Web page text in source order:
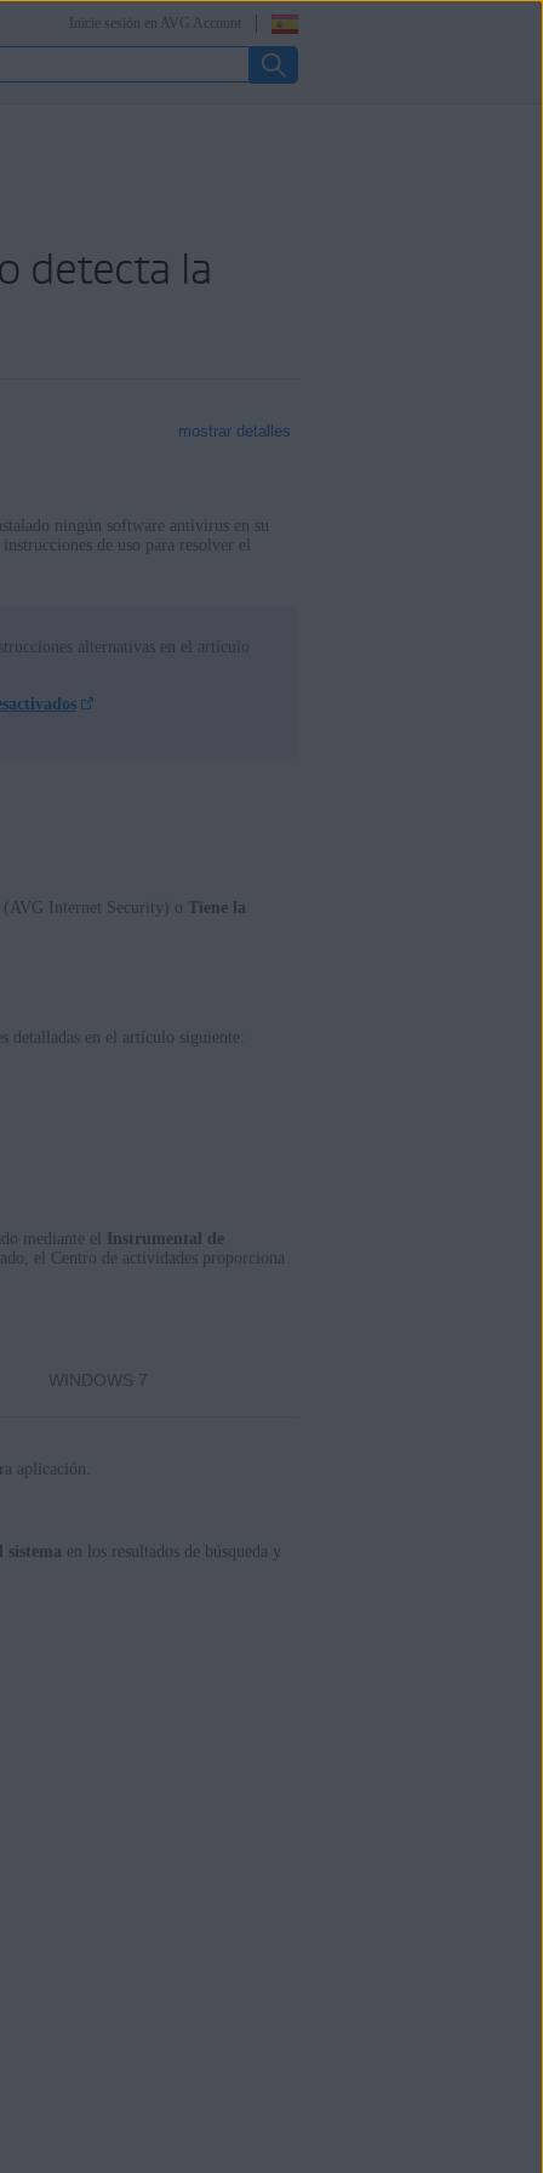
Inicie sesión en AVG Account
detecta la
mostrar detalles
ningún software antivirus en su
de uso para resolver el
alternativas en el artículo
(AVG Internet Security) o Tiene la
detalladas en el artículo siguiente:
mediante el
Instrumental de
el Centro de actividades proporciona
WINDOWS 7
aplicación.
sistema en los resultados de búsqueda y